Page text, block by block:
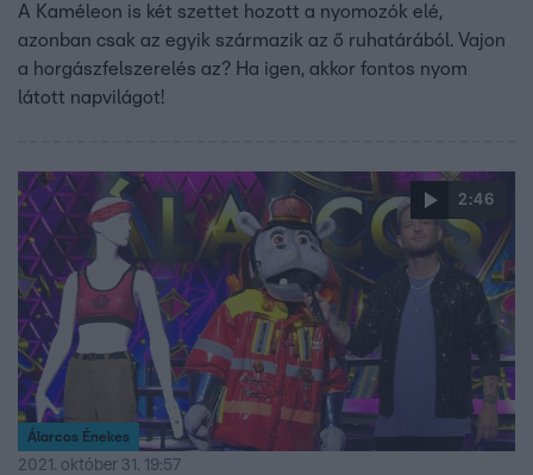
A Kaméleon is két szettet hozott a nyomozók elé,
azonban csak az egyik származik az ő ruhatárából. Vajon
a horgászfelszerelés az? Ha igen, akkor fontos nyom
látott napvilágot!
2:46
Álarcos Énekes
2021. október 31. 19:57